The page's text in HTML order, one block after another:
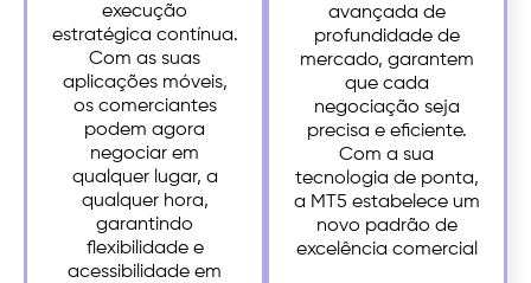
execução
estratégica contínua.
Com as suas
aplicações móveis,
os comerciantes
podem agora
negociar em
qualquer lugar, a
qualquer hora,
garantindo
flexibilidade e
acessibilidade em
avançada de
profundidade de
mercado, garantem
que cada
negociação seja
precisa e eficiente.
Com a sua
tecnologia de ponta,
a MT5 estabelece um
novo padrão de
excelência comercial